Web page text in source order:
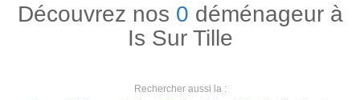
Découvrez nos 0 déménageur à
Is Sur Tille
Rechercher aussi la :